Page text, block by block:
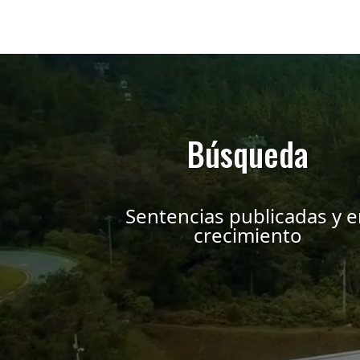
Búsqueda
Sentencias publicadas y
crecimiento